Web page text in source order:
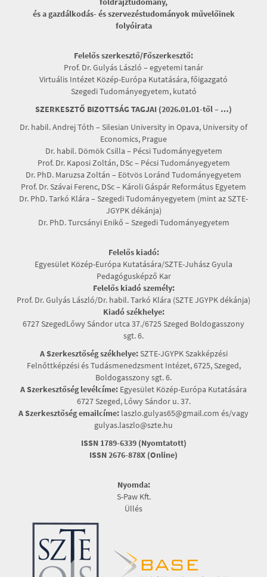
és a gazdálkodás- és szervezéstudományok művelőinek
folyóirata
Felelős szerkesztő/Főszerkesztő:
Prof. Dr. Gulyás László – egyetemi tanár
Virtuális Intézet Közép-Európa Kutatására, főigazgató
Szegedi Tudományegyetem, kutató
SZERKESZTŐ BIZOTTSÁG TAGJAI (2026.01.01-től – …)
Dr. habil. Andrej Tóth – Silesian University in Opava, University of
Economics, Prague
Dr. habil. Dömök Csilla – Pécsi Tudományegyetem
Prof. Dr. Kaposi Zoltán, DSc – Pécsi Tudományegyetem
Dr. PhD. Maruzsa Zoltán – Eötvös Loránd Tudományegyetem
Prof. Dr. Szávai Ferenc, DSc – Károli Gáspár Református Egyetem
Dr. PhD. Tarkó Klára – Szegedi Tudományegyetem (mint az SZTE-
JGYPK dékánja)
Dr. PhD. Turcsányi Enikő – Szegedi Tudományegyetem
Felelős kiadó:
Egyesület Közép-Európa Kutatására/SZTE-Juhász Gyula
Pedagógusképző Kar
Felelős kiadó személy:
Prof. Dr. Gulyás László/Dr. habil. Tarkó Klára (SZTE JGYPK dékánja)
Kiadó székhelye:
6727 SzegedLőwy Sándor utca 37./6725 Szeged Boldogasszony
sgt. 6.
A Szerkesztőség székhelye:SZTE-JGYPK Szakképzési
Felnőttképzési és Tudásmenedzsment Intézet, 6725, Szeged,
Boldogasszony sgt. 6.
A Szerkesztőség levélcíme: Egyesület Közép-Európa Kutatására
6727 Szeged, Lőwy Sándor u. 37.
A Szerkesztőség emailcíme: laszlo.gulyas65@gmail.com és/vagy
gulyas.laszlo@szte.hu
ISSN 1789-6339 (Nyomtatott)
ISSN 2676-878X (Online)
Nyomda:
S-Paw Kft.
Üllés